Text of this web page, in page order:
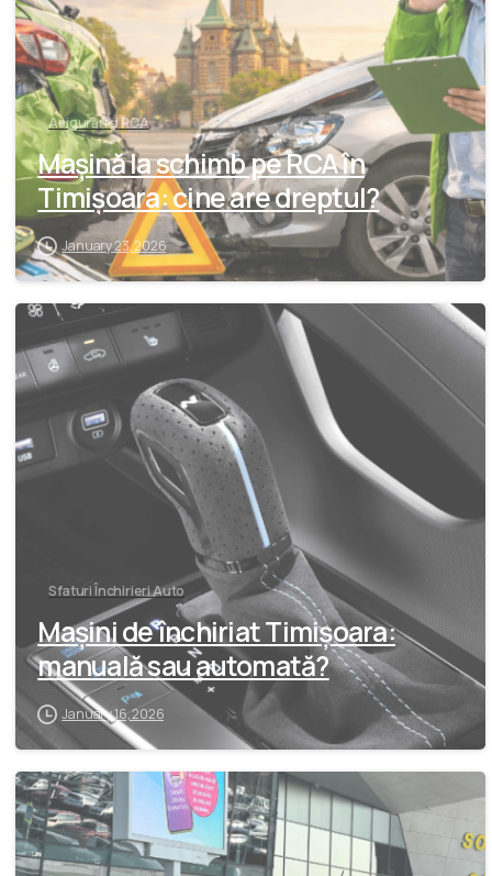
Asigurări și RCA
Mașină la schimb pe RCA în
Timișoara: cine are dreptul?
January 23, 2026
Sfaturi Închirieri Auto
Mașini de închiriat Timișoara:
manuală sau automată?
January 16, 2026